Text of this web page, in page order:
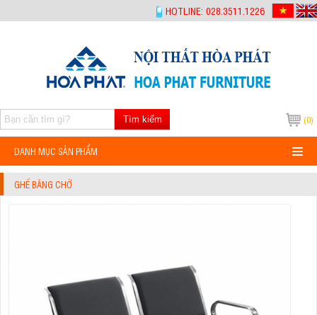
HOTLINE: 028.3511.1226
(0)
Tìm kiếm
DANH MỤC SẢN PHẨM
GHẾ BĂNG CHỜ